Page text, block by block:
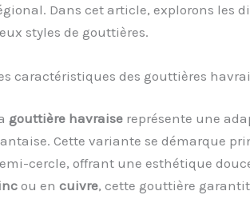
Dans cet article, explorons les
styles de gouttières.
caractéristiques des gouttières
gouttière havraisereprésente une
Cette variante se démarque
cercle, offrant une esthétique
ou en cuivre, cette gouttière